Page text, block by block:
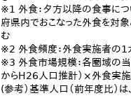
※1 外食：夕方以降の食事につ
府県内でおこなった外食を対象
む
※2 外食頻度：外食実施者の1
※3 外食市場規模：各圏域の
からH26人口推計）×外食実
(参考）基準人口（前年度比）